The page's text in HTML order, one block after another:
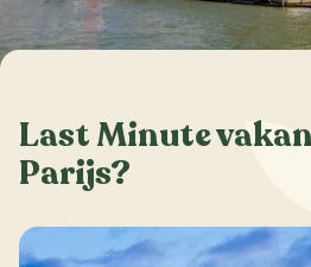
Last Minute
Parijs?